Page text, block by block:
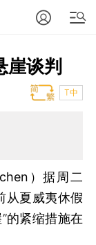
崖谈判
T中
）据周二
从夏威夷休假
的紧缩措施在